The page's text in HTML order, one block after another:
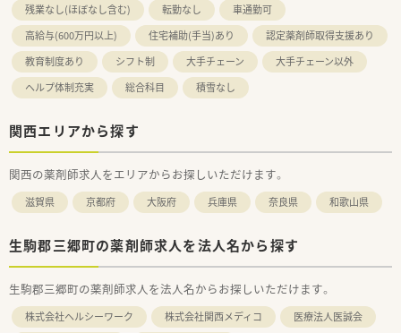
残業なし(ほぼなし含む)
転勤なし
車通勤可
高給与(600万円以上)
住宅補助(手当)あり
認定薬剤師取得支援あり
教育制度あり
シフト制 大手チェーン
大手チェーン以外
ヘルプ体制充実
総合科目 積雪なし
関西エリアから探す
関西の薬剤師求人をエリアからお探しいただけます。
滋賀県 京都府 大阪府 兵庫県 奈良県 和歌山県
生駒郡三郷町の薬剤師求人を法人名から探す
生駒郡三郷町の薬剤師求人を法人名からお探しいただけます。
株式会社ヘルシーワーク 株式会社関西メディコ
医療法人医誠会